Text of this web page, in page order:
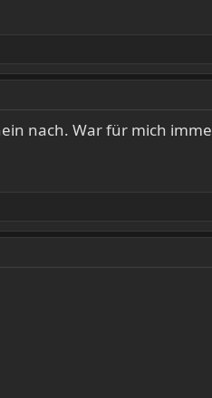
nach. War für mich